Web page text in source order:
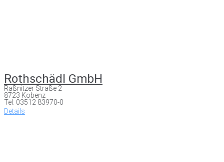
Rothschädl GmbH
Raßnitzer Straße 2
8723 Kobenz
Tel: 03512 83970-0
Details